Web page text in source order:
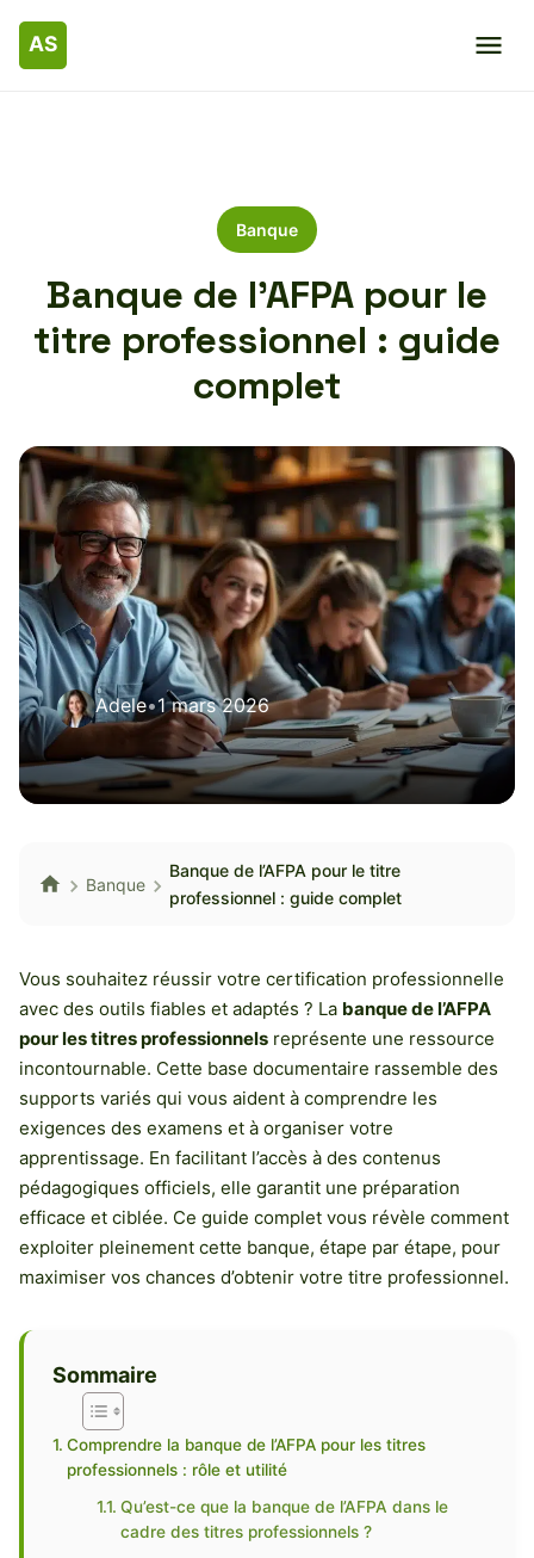
Banque
Banque de l’AFPA pour le
titre professionnel : guide
complet
Adele•1 mars 2026
Banque
Banque de l’AFPA pour le titre
professionnel : guide complet
Vous souhaitez réussir votre certification professionnelle
avec des outils fiables et adaptés ? La banque de l’AFPA
pour les titres professionnels représente une ressource
incontournable. Cette base documentaire rassemble des
supports variés qui vous aident à comprendre les
exigences des examens et à organiser votre
apprentissage. En facilitant l’accès à des contenus
pédagogiques officiels, elle garantit une préparation
efficace et ciblée. Ce guide complet vous révèle comment
exploiter pleinement cette banque, étape par étape, pour
maximiser vos chances d’obtenir votre titre professionnel.
Sommaire
Comprendre la banque de l’AFPA pour les titres
professionnels : rôle et utilité
Qu’est-ce que la banque de l’AFPA dans le
cadre des titres professionnels ?